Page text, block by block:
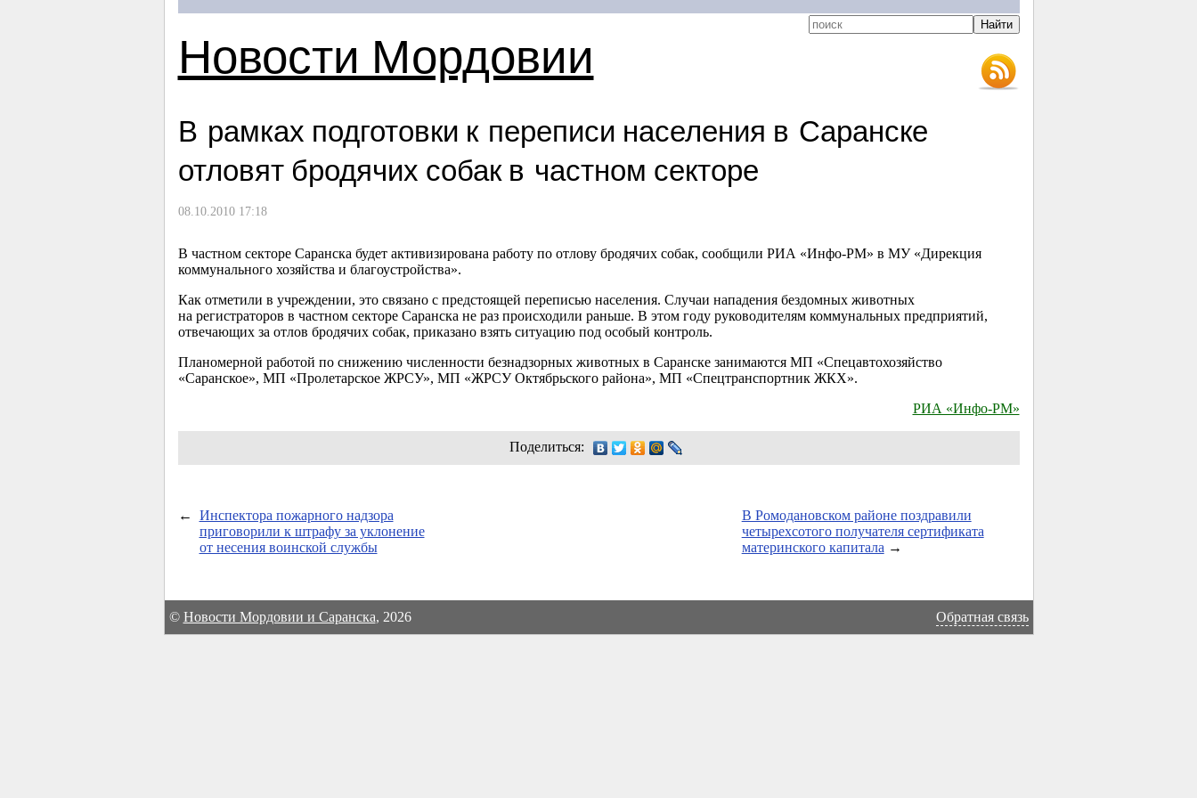
Новости Мордовии
В рамках подготовки к переписи населения в Саранске
отловят бродячих собак в частном секторе
08.10.2010 17:18
В частном секторе Саранска будет активизирована работу по отлову бродячих собак, сообщили РИА «Инфо-РМ» в МУ «Дирекция
коммунального хозяйства и благоустройства».
Как отметили в учреждении, это связано с предстоящей переписью населения. Случаи нападения бездомных животных
на регистраторов в частном секторе Саранска не раз происходили раньше. В этом году руководителям коммунальных предприятий,
отвечающих за отлов бродячих собак, приказано взять ситуацию под особый контроль.
Планомерной работой по снижению численности безнадзорных животных в Саранске занимаются МП «Спецавтохозяйство
«Саранское», МП «Пролетарское ЖРСУ», МП «ЖРСУ Октябрьского района», МП «Спецтранспортник ЖКХ».
РИА «Инфо-РМ»
Поделиться:
←
Инспектора пожарного надзора
приговорили к штрафу за уклонение
от несения воинской службы
В Ромодановском районе поздравили
четырехсотого получателя сертификата
материнского капитала →
© Новости Мордовии и Саранска, 2026 Обратная связь